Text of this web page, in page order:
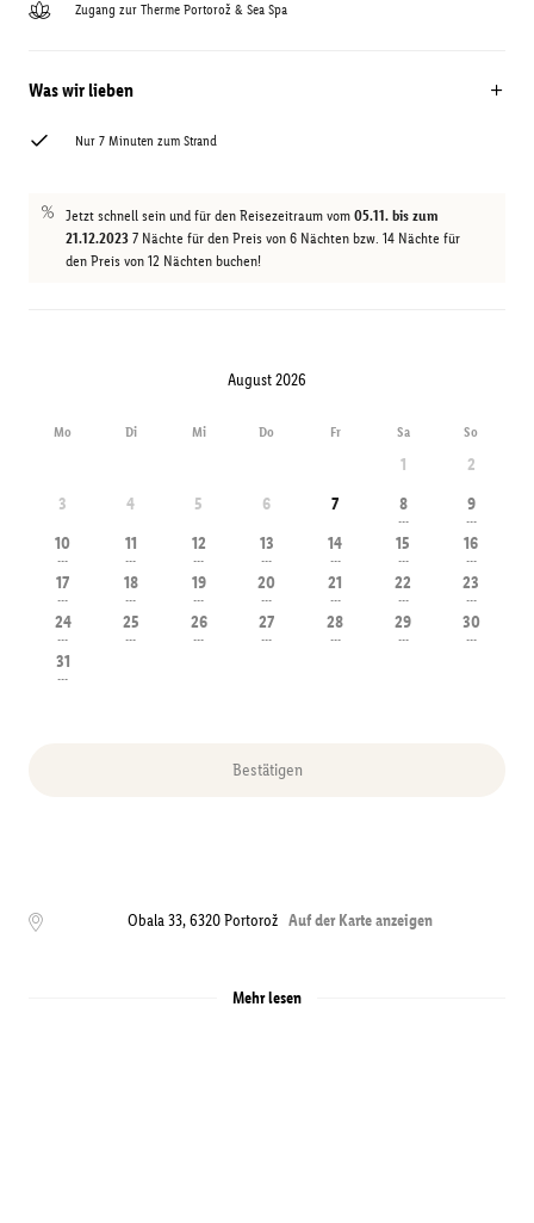
Zugang zur Therme Portorož & Sea Spa
Was wir lieben
Nur 7 Minuten zum Strand
Jetzt schnell sein und für den Reisezeitraum vom 05.11. bis zum
21.12.2023 7 Nächte für den Preis von 6 Nächten bzw. 14 Nächte für
den Preis von 12 Nächten buchen!
August 2026
Mo Di Mi Do Fr Sa So
1
2
3
4 5 6 7 8
---
9
---
10
---
11
---
12
---
13
---
14
---
15
---
16
---
17
---
18
---
19
---
20
---
21
---
22
---
23
---
24
---
25
---
26
---
27
---
28
---
29
---
30
---
31
---
Bestätigen
Obala 33,6320 Portorož Auf der Karte anzeigen
Mehr lesen